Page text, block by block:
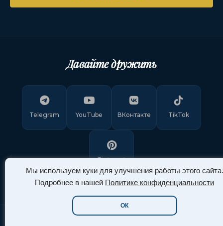
Мы используем куки для улучшения работы этого сайта.
Подробнее в нашей Политике конфиденциальности
ОК
Давайте дружить
Telegram YouTube ВКонтакте TikTok
Pinterest